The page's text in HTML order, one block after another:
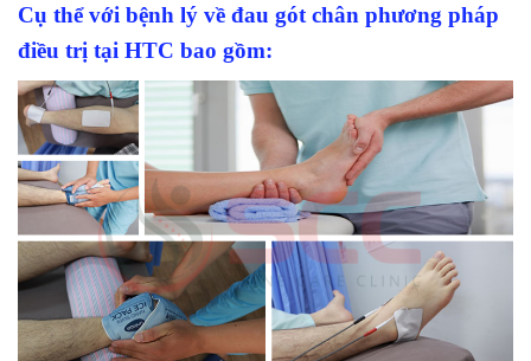
Cụ thể với bệnh lý về đau gót chân phương pháp
điều trị tại HTC bao gồm: